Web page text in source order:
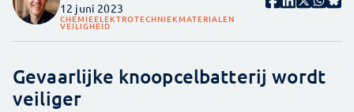
12 juni 2023
CHEMIEELEKTROTECHNIEKMATERIALEN
VEILIGHEID
Gevaarlijke knoopcelbatterij wordt
veiliger